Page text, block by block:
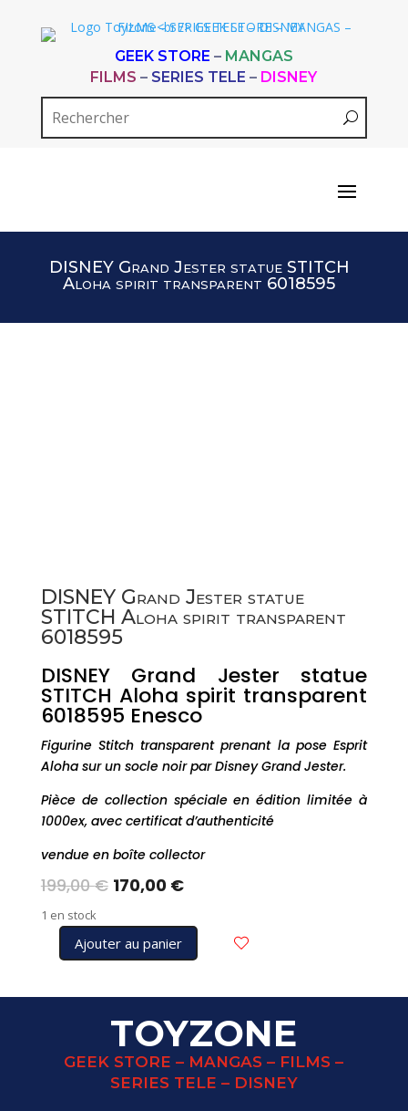
GEEK STORE – MANGAS
FILMS – SERIES TELE – DISNEY
DISNEY Grand Jester statue STITCH
Aloha spirit transparent 6018595
DISNEY Grand Jester statue
STITCH Aloha spirit transparent
6018595
DISNEY Grand Jester statue
STITCH Aloha spirit transparent
6018595 Enesco
Figurine Stitch transparent prenant la pose Esprit
Aloha sur un socle noir par Disney Grand Jester.
Pièce de collection spéciale en édition limitée à
1000ex, avec certificat d’authenticité
vendue en boîte collector
199,00€ Le
initial
était :
199,00 €.
170,00 €Le
actuel
170,00 €.
1 en stock
quantité
DISNEY
statue
Ajouter au panier
TOYZONE
GEEK STORE – MANGAS – FILMS –
SERIES TELE – DISNEY